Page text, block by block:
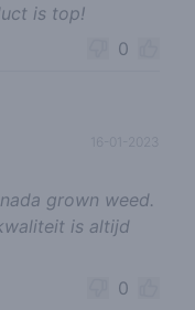
is top!
0
16-01-2023
grown weed.
is altijd
0